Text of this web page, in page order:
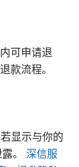
可申请退
款流程。
显示与你的
。 深信服